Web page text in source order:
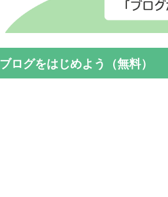
ブログをはじめよう（無料）